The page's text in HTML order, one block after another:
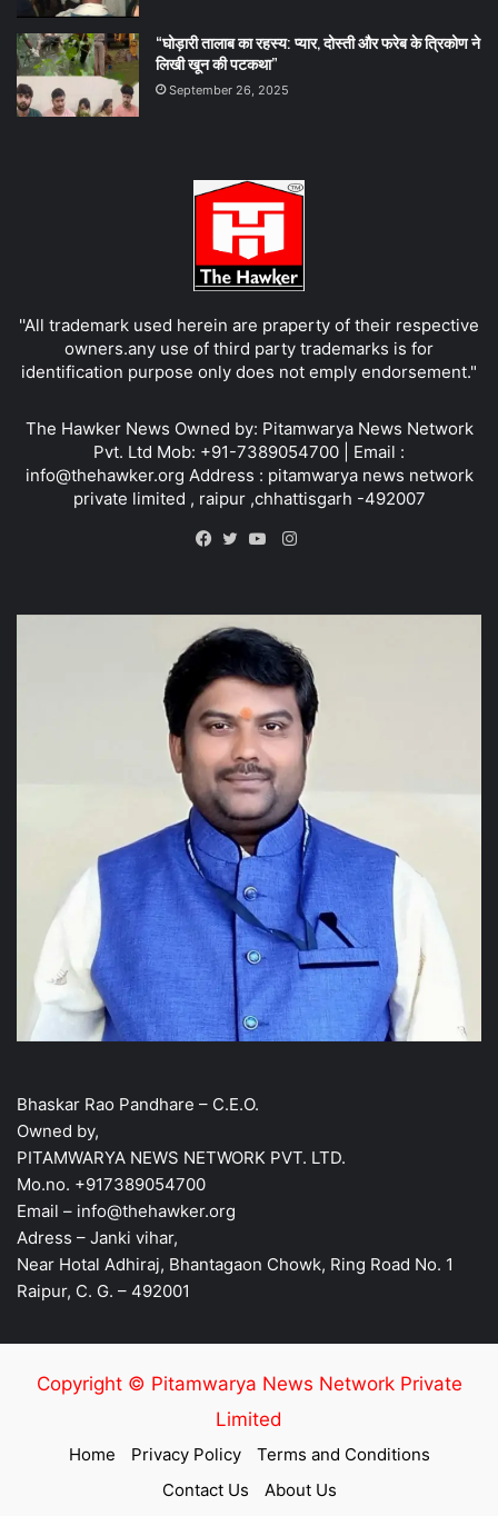
“घोड़ारी तालाब का रहस्य: प्यार, दोस्ती और फरेब के त्रिकोण ने
लिखी खून की पटकथा”
September 26, 2025
''All trademark used herein are praperty of their respective
owners.any use of third party trademarks is for
identification purpose only does not emply endorsement."
The Hawker News Owned by: Pitamwarya News Network
Pvt. Ltd Mob: +91-7389054700 | Email :
info@thehawker.org Address : pitamwarya news network
private limited , raipur ,chhattisgarh -492007
Instagram
Bhaskar Rao Pandhare – C.E.O.
Owned by,
PITAMWARYA NEWS NETWORK PVT. LTD.
Mo.no. +917389054700
Email – info@thehawker.org
Adress – Janki vihar,
Near Hotal Adhiraj, Bhantagaon Chowk, Ring Road No. 1
Raipur, C. G. – 492001
Copyright © Pitamwarya News Network Private
Limited
Home Privacy Policy
Terms and Conditions
Contact Us
About Us